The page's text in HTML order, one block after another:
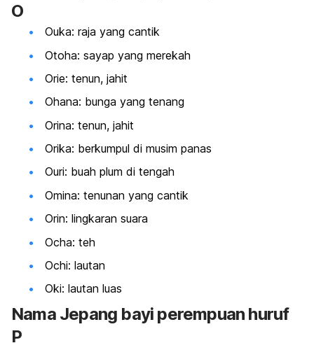
O
Ouka: raja yang cantik
Otoha: sayap yang merekah
Orie: tenun, jahit
Ohana: bunga yang tenang
Orina: tenun, jahit
Orika: berkumpul di musim panas
Ouri: buah plum di tengah
Omina: tenunan yang cantik
Orin: lingkaran suara
Ocha: teh
Ochi: lautan
Oki: lautan luas
Nama Jepang bayi perempuan huruf
P